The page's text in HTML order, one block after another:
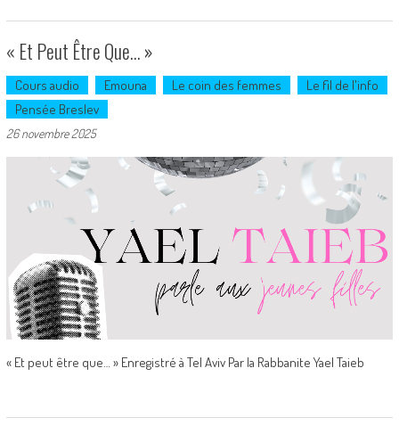
« Et Peut Être Que… »
Cours audio Emouna Le coin des femmes
Le fil de l'info
Pensée Breslev
26 novembre 2025
« Et peut être que… » Enregistré à Tel Aviv Par la Rabbanite Yael Taieb